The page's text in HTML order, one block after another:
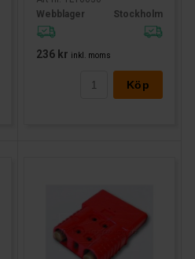
Webblager
Stockholm
236 kr inkl. moms
Köp